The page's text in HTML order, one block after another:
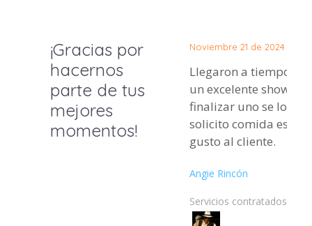
¡Gracias por
hacernos
parte de tus
mejores
momentos!
Noviembre 21 de 2024
Llegaron a tiempo y
un excelente show
finalizar uno se los
solicito comida eso
gusto al cliente.
Angie Rincón
Servicios contratados: